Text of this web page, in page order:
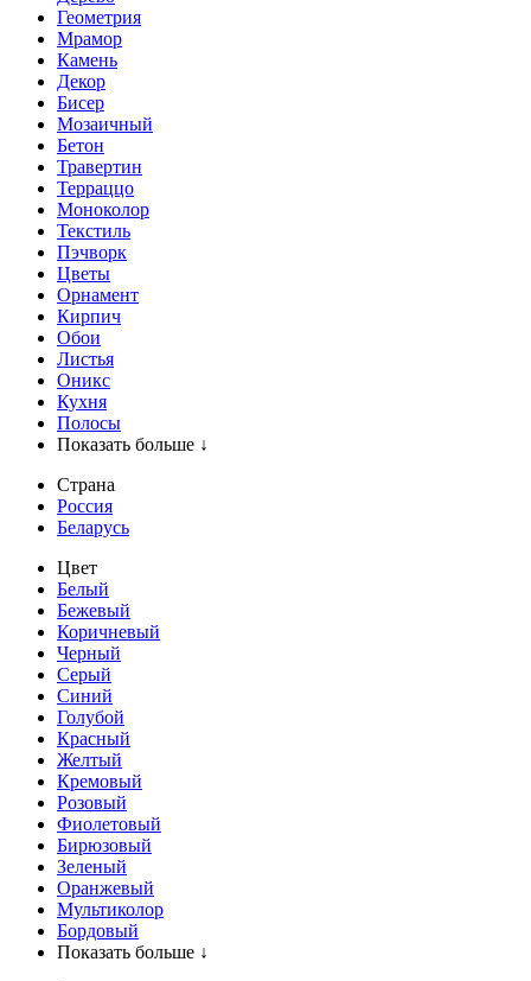
Геометрия
Мрамор
Камень
Декор
Бисер
Мозаичный
Бетон
Травертин
Терраццо
Моноколор
Текстиль
Пэчворк
Цветы
Орнамент
Кирпич
Обои
Листья
Оникс
Кухня
Полосы
Показать больше ↓
Страна
Россия
Беларусь
Цвет
Белый
Бежевый
Коричневый
Черный
Серый
Синий
Голубой
Красный
Желтый
Кремовый
Розовый
Фиолетовый
Бирюзовый
Зеленый
Оранжевый
Мультиколор
Бордовый
Показать больше ↓